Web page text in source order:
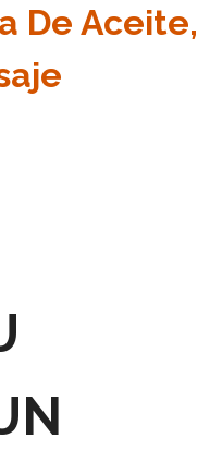
De Aceite,